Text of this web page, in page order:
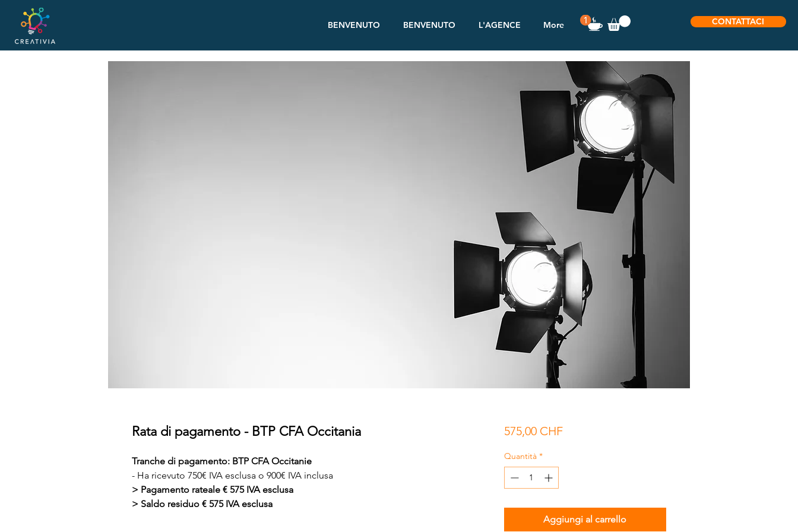
BENVENUTO BENVENUTO L'AGENCE More CONTATTACI
Rata di pagamento - BTP CFA Occitania
Tranche di pagamento: BTP CFA Occitanie
- Ha ricevuto 750€ IVA esclusa o 900€ IVA inclusa
> Pagamento rateale € 575 IVA esclusa
> Saldo residuo € 575 IVA esclusa
575,00 CHFPrezzo
Quantità *
Aggiungi al carrello